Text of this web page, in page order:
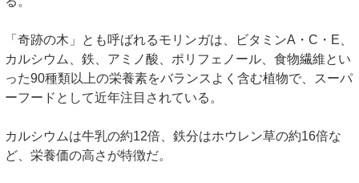
「奇跡の木」とも呼ばれるモリンガは、ビタミンA・C・E、
カルシウム、鉄、アミノ酸、ポリフェノール、食物繊維とい
った90種類以上の栄養素をバランスよく含む植物で、スーパ
ーフードとして近年注目されている。
カルシウムは牛乳の約12倍、鉄分はホウレン草の約16倍な
ど、栄養価の高さが特徴だ。